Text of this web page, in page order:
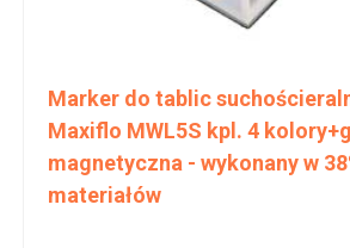
Marker do tablic
Maxiflo MWL5S kpl. 4
magnetyczna - wykonany w
materiałów